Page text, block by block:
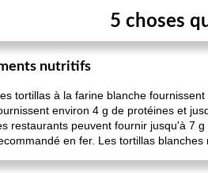
5 choses
nutritifs
tortillas à la farine blanche
environ 4 g de protéines et
restaurants peuvent fournir jusqu'à 7
en fer. Les tortillas